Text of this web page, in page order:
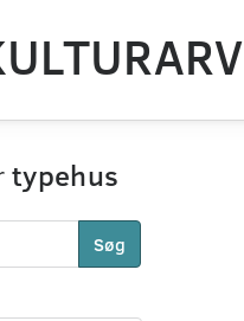
typehus
Søg